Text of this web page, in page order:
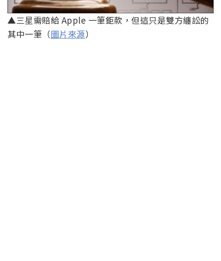
▲三星需賠給 Apple 一筆鉅款，但這只是雙方纏訟的
其中一筆（圖片來源）